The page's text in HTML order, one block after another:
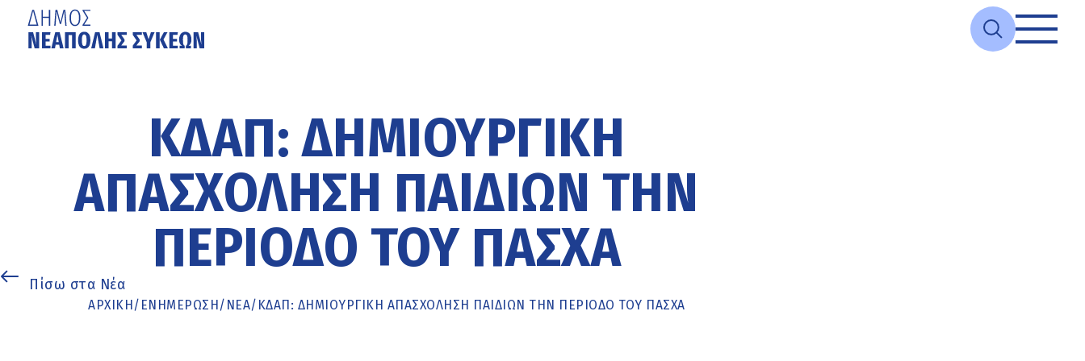
ΚΔΑΠ: ΔΗΜΙΟΥΡΓΙΚΉ
ΑΠΑΣΧΌΛΗΣΗ ΠΑΙΔΙΏΝ ΤΗΝ
ΠΕΡΊΟΔΟ ΤΟΥ ΠΆΣΧΑ
Πίσω στα Νέα
ΑΡΧΙΚΉ/ ΕΝΗΜΈΡΩΣΗ/ ΝΕΑ/ ΚΔΑΠ: ΔΗΜΙΟΥΡΓΙΚΉ ΑΠΑΣΧΌΛΗΣΗ ΠΑΙΔΙΏΝ ΤΗΝ ΠΕΡΊΟΔΟ ΤΟΥ ΠΆΣΧΑ